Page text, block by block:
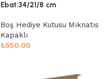
Ebat:34/21/8 cm
Boş Hediye Kutusu Mıknatıs
Kapaklı
₺550.00